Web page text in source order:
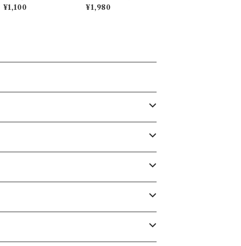
ート（レッド）【コロナ】
¥1,100
キン）【MM9000】M
M9003-11
¥1,980